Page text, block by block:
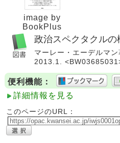
image by
BookPlus
政治スペクタクルの
マーレー・エーデルマ
2013.1.
便利機能：
詳細情報を見る
このページのURL：